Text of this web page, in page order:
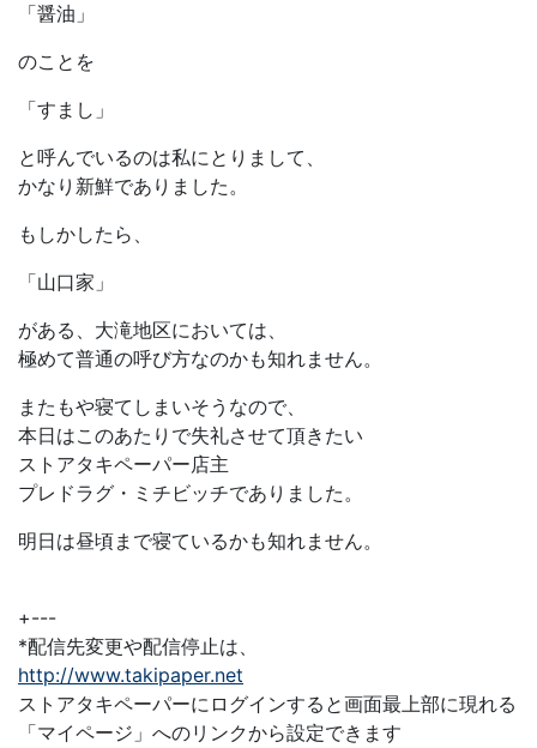
「醤油」
のことを
「すまし」
と呼んでいるのは私にとりまして、
かなり新鮮でありました。
もしかしたら、
「山口家」
がある、大滝地区においては、
極めて普通の呼び方なのかも知れません。
またもや寝てしまいそうなので、
本日はこのあたりで失礼させて頂きたい
ストアタキペーパー店主
プレドラグ・ミチビッチでありました。
明日は昼頃まで寝ているかも知れません。
+---
*配信先変更や配信停止は、
http://www.takipaper.net
ストアタキペーパーにログインすると画面最上部に現れる
「マイページ」へのリンクから設定できます